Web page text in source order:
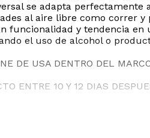
se adapta
al aire libre como correr
funcionalidad y tendencia
el uso de alcohol o
DE USA DENTRO DEL
ENTRE 10 Y 12 DIAS